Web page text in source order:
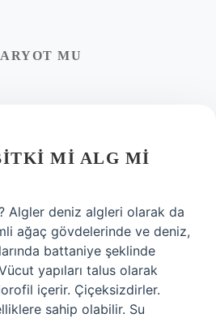
MU
MI ALG MI
Algler deniz algleri olarak da
ağaç gövdelerinde ve deniz,
battaniye şeklinde
yapıları talus olarak
içerir. Çiçeksizdirler.
sahip olabilir. Su